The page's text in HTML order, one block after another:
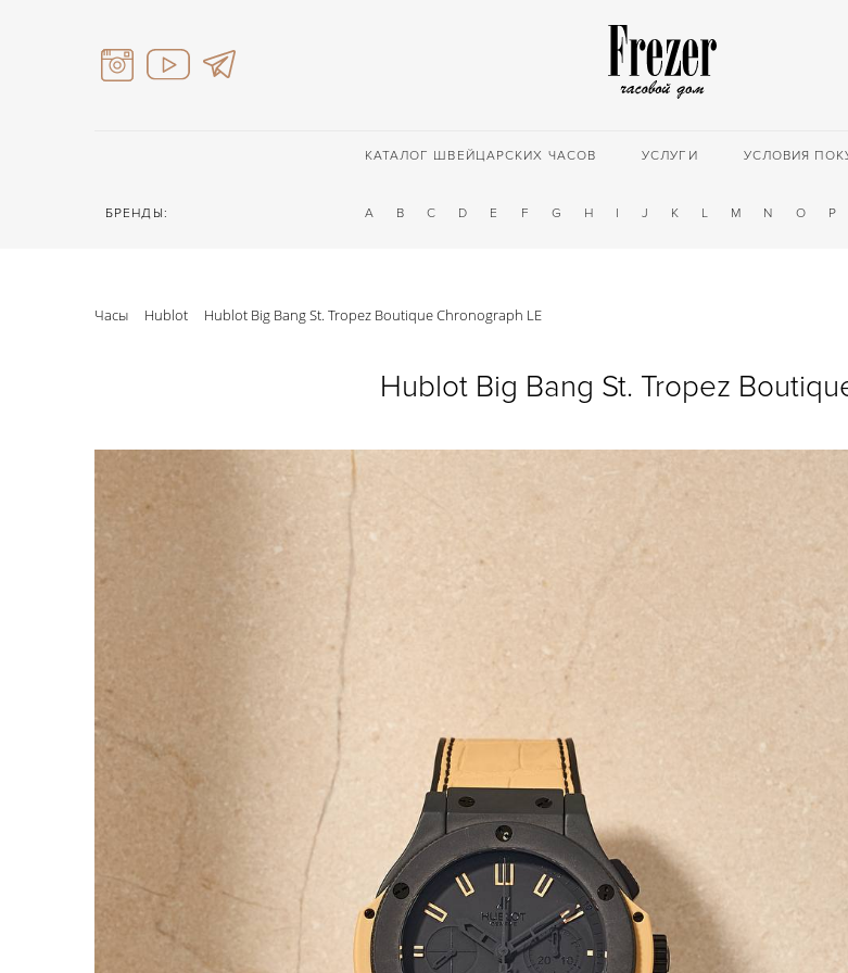
КАТАЛОГ ШВЕЙЦАРСКИХ ЧАСОВ УСЛУГИ УСЛОВИЯ
БРЕНДЫ: A B C D E F G H I J K L M N O P
Часы Hublot Hublot Big Bang St. Tropez Boutique Chronograph LE
Hublot Big Bang St. Tropez